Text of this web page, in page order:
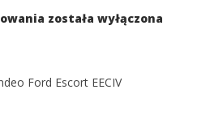
Ford
Mondeo,
ze
została wyłączona
Ford Escort EECIV